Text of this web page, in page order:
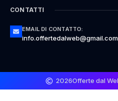
CONTATTI
EMAIL DI CONTATTO:
info.offertedalweb@gmail.com
2026Offerte dal